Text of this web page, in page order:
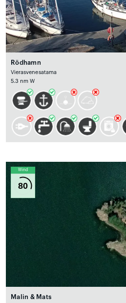
Rödhamn
Vierasvenesatama
5.3 nm W
Wind
80
Malin & Mats